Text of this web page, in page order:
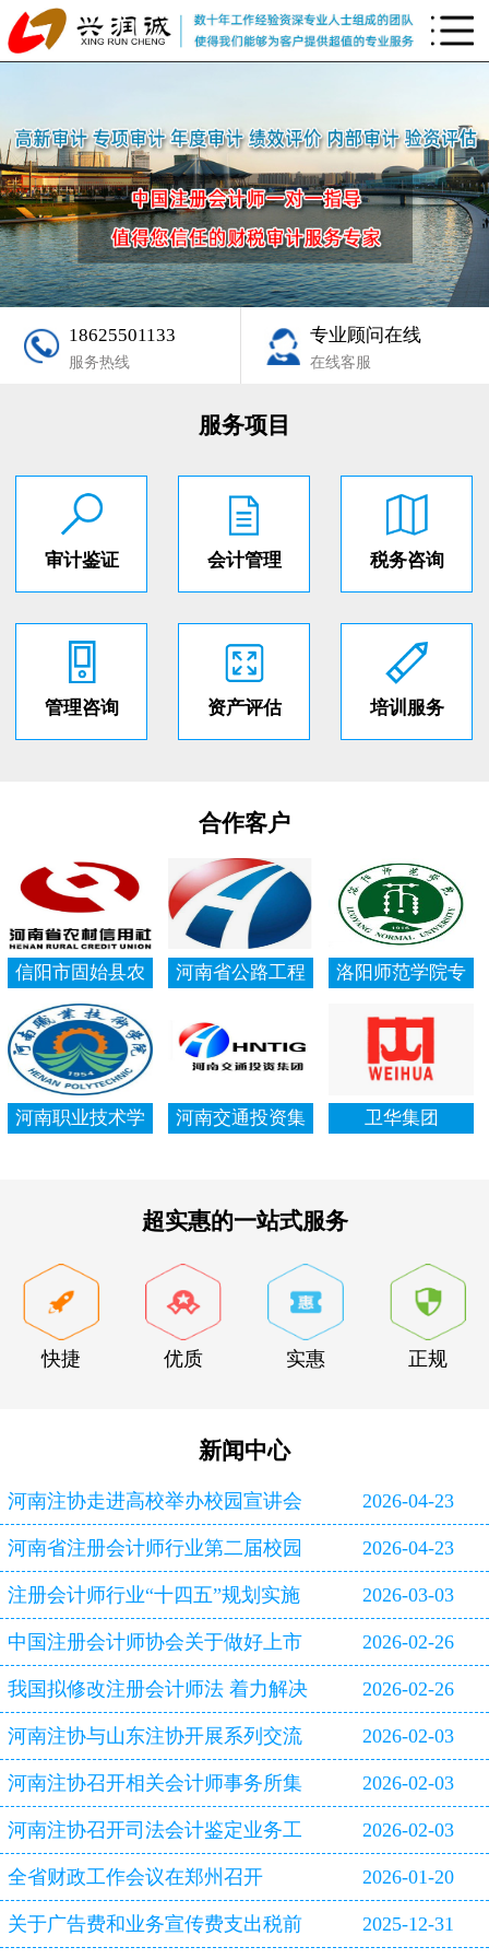
18625501133
服务热线
专业顾问在线
在线客服
服务项目
审计鉴证 会计管理 税务咨询
管理咨询 资产评估 培训服务
合作客户
信阳市固始县农
村信用社资产清
查审计
河南省公路工程
洛阳师范学院专
河南职业技术学
河南交通投资集
卫华集团
超实惠的一站式服务
快捷 优质 实惠 正规
新闻中心
河南注协走进高校举办校园宣讲会 2026-04-23
河南省注册会计师行业第二届校园
双选会即将启幕
2026-04-23
注册会计师行业“十四五”规划实施
评估报告
2026-03-03
中国注册会计师协会关于做好上市
公司2025年年报审计工作的通知
2026-02-26
我国拟修改注册会计师法 着力解决
审计造假等行业突出问题
2026-02-26
河南注协与山东注协开展系列交流
活动
2026-02-03
河南注协召开相关会计师事务所集
体约谈会
2026-02-03
河南注协召开司法会计鉴定业务工
作专题研讨会
2026-02-03
全省财政工作会议在郑州召开 2026-01-20
关于广告费和业务宣传费支出税前 2025-12-31